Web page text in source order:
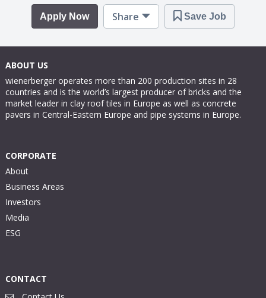
Apply Now Share Save Job
ABOUT US
wienerberger operates more than 200 production sites in 28
countries and is the world’s largest producer of bricks and the
market leader in clay roof tiles in Europe as well as concrete
pavers in Central-Eastern Europe and pipe systems in Europe.
CORPORATE
About
Business Areas
Investors
Media
ESG
CONTACT